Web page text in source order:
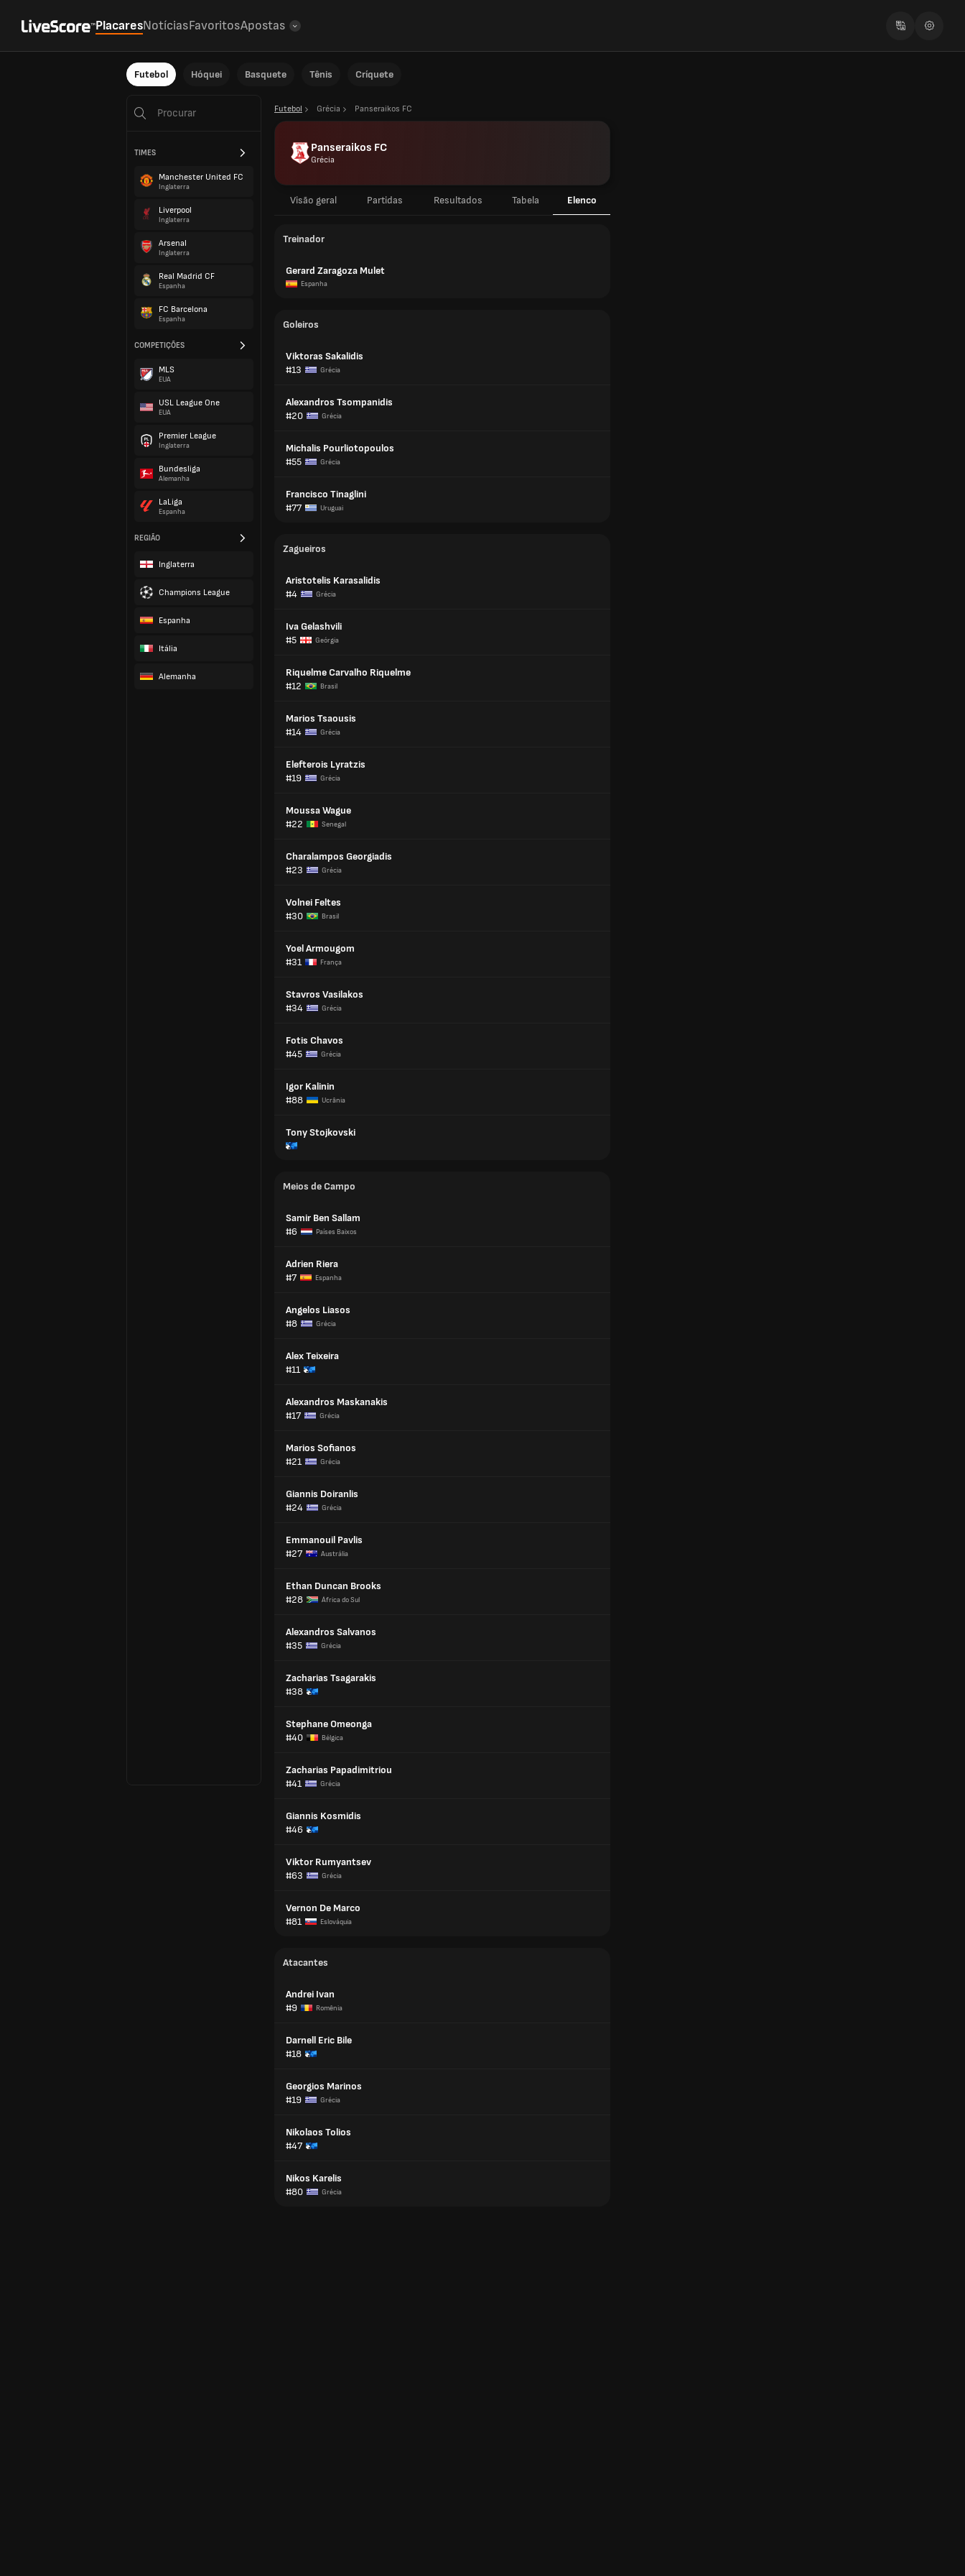
PlacaresNotíciasFavoritosApostas
Futebol Hóquei Basquete Tênis Críquete
TIMES
Manchester United FC
Inglaterra
Liverpool
Inglaterra
Arsenal
Inglaterra
Real Madrid CF
Espanha
FC Barcelona
Espanha
COMPETIÇÕES
MLS
EUA
USL League One
EUA
Premier League
Inglaterra
Bundesliga
Alemanha
LaLiga
Espanha
REGIÃO
Inglaterra
Champions League
Espanha
Itália
Alemanha
Futebol Grécia Panseraikos FC
Panseraikos FC
Grécia
Visão geral Partidas Resultados Tabela Elenco
Treinador
Gerard Zaragoza Mulet
Espanha
Goleiros
Viktoras Sakalidis
#13
Grécia
Alexandros Tsompanidis
#20
Grécia
Michalis Pourliotopoulos
#55
Grécia
Francisco Tinaglini
#77
Uruguai
Zagueiros
Aristotelis Karasalidis
#4
Grécia
Iva Gelashvili
#5
Geórgia
Riquelme Carvalho Riquelme
#12
Brasil
Marios Tsaousis
#14
Grécia
Elefterois Lyratzis
#19
Grécia
Moussa Wague
#22
Senegal
Charalampos Georgiadis
#23
Grécia
Volnei Feltes
#30
Brasil
Yoel Armougom
#31
França
Stavros Vasilakos
#34
Grécia
Fotis Chavos
#45
Grécia
Igor Kalinin
#88
Ucrânia
Tony Stojkovski
Meios de Campo
Samir Ben Sallam
#6
Países Baixos
Adrien Riera
#7
Espanha
Angelos Liasos
#8
Grécia
Alex Teixeira
#11
Alexandros Maskanakis
#17
Grécia
Marios Sofianos
#21
Grécia
Giannis Doiranlis
#24
Grécia
Emmanouil Pavlis
#27
Austrália
Ethan Duncan Brooks
#28
África do Sul
Alexandros Salvanos
#35
Grécia
Zacharias Tsagarakis
#38
Stephane Omeonga
#40
Bélgica
Zacharias Papadimitriou
#41
Grécia
Giannis Kosmidis
#46
Viktor Rumyantsev
#63
Grécia
Vernon De Marco
#81
Eslováquia
Atacantes
Andrei Ivan
#9
Romênia
Darnell Eric Bile
#18
Georgios Marinos
#19
Grécia
Nikolaos Tolios
#47
Nikos Karelis
#80
Grécia